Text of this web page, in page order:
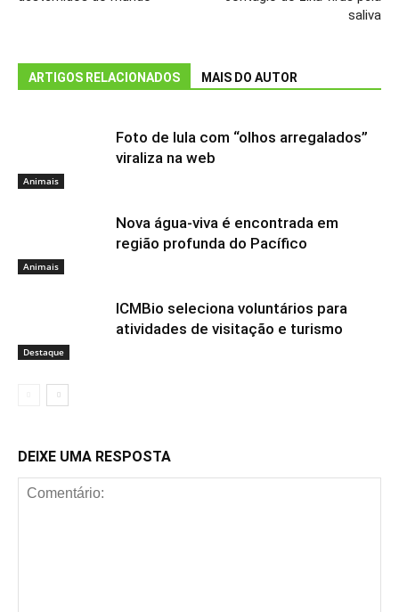
saliva
ARTIGOS RELACIONADOS MAIS DO AUTOR
Animais
Foto de lula com “olhos arregalados”
viraliza na web
Animais
Nova água-viva é encontrada em
região profunda do Pacífico
Destaque
ICMBio seleciona voluntários para
atividades de visitação e turismo
DEIXE UMA RESPOSTA